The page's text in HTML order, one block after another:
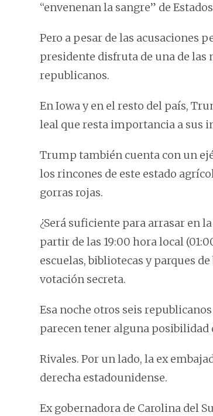
“envenenan la sangre” de
Pero a pesar de las acusaciones
presidente disfruta de una de las
republicanos.
En Iowa y en el resto del país,
leal que resta importancia a sus
Trump también cuenta con un
los rincones de este estado
gorras rojas.
¿Será suficiente para arrasar en
partir de las 19:00 hora local
escuelas, bibliotecas y parques
votación secreta.
Esa noche otros seis
parecen tener alguna posibilidad
Rivales. Por un lado, la ex
derecha estadounidense.
Ex gobernadora de Carolina del